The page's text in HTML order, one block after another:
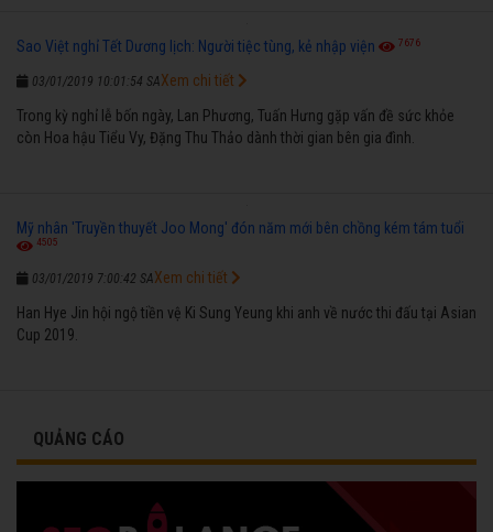
Sao Việt nghỉ Tết Dương lịch: Người tiệc tùng, kẻ nhập viện 7676
03/01/2019 10:01:54 SA
Trong kỳ nghỉ lễ bốn ngày, Lan Phương, Tuấn Hưng gặp vấn đề sức khỏe
còn Hoa hậu Tiểu Vy, Đặng Thu Thảo dành thời gian bên gia đình.
Xem chi tiết
Mỹ nhân 'Truyền thuyết Joo Mong' đón năm mới bên chồng kém tám tuổi
4505
03/01/2019 7:00:42 SA
Han Hye Jin hội ngộ tiền vệ Ki Sung Yeung khi anh về nước thi đấu tại Asian
Cup 2019.
Xem chi tiết
QUẢNG CÁO